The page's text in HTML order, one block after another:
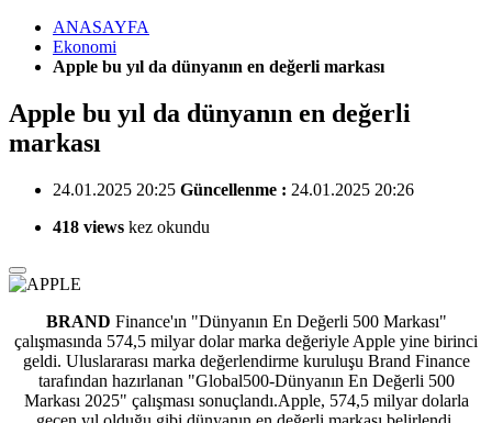
ANASAYFA
Ekonomi
Apple bu yıl da dünyanın en değerli markası
Apple bu yıl da dünyanın en değerli
markası
24.01.2025 20:25 Güncellenme : 24.01.2025 20:26
418 views kez okundu
BRAND Finance'ın "Dünyanın En Değerli 500 Markası"
çalışmasında 574,5 milyar dolar marka değeriyle Apple yine birinci
geldi. Uluslararası marka değerlendirme kuruluşu Brand Finance
tarafından hazırlanan "Global500-Dünyanın En Değerli 500
Markası 2025" çalışması sonuçlandı.Apple, 574,5 milyar dolarla